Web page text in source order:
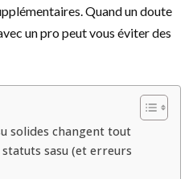
Quand un doute
un pro peut vous éviter des
solides changent tout
sasu (et erreurs